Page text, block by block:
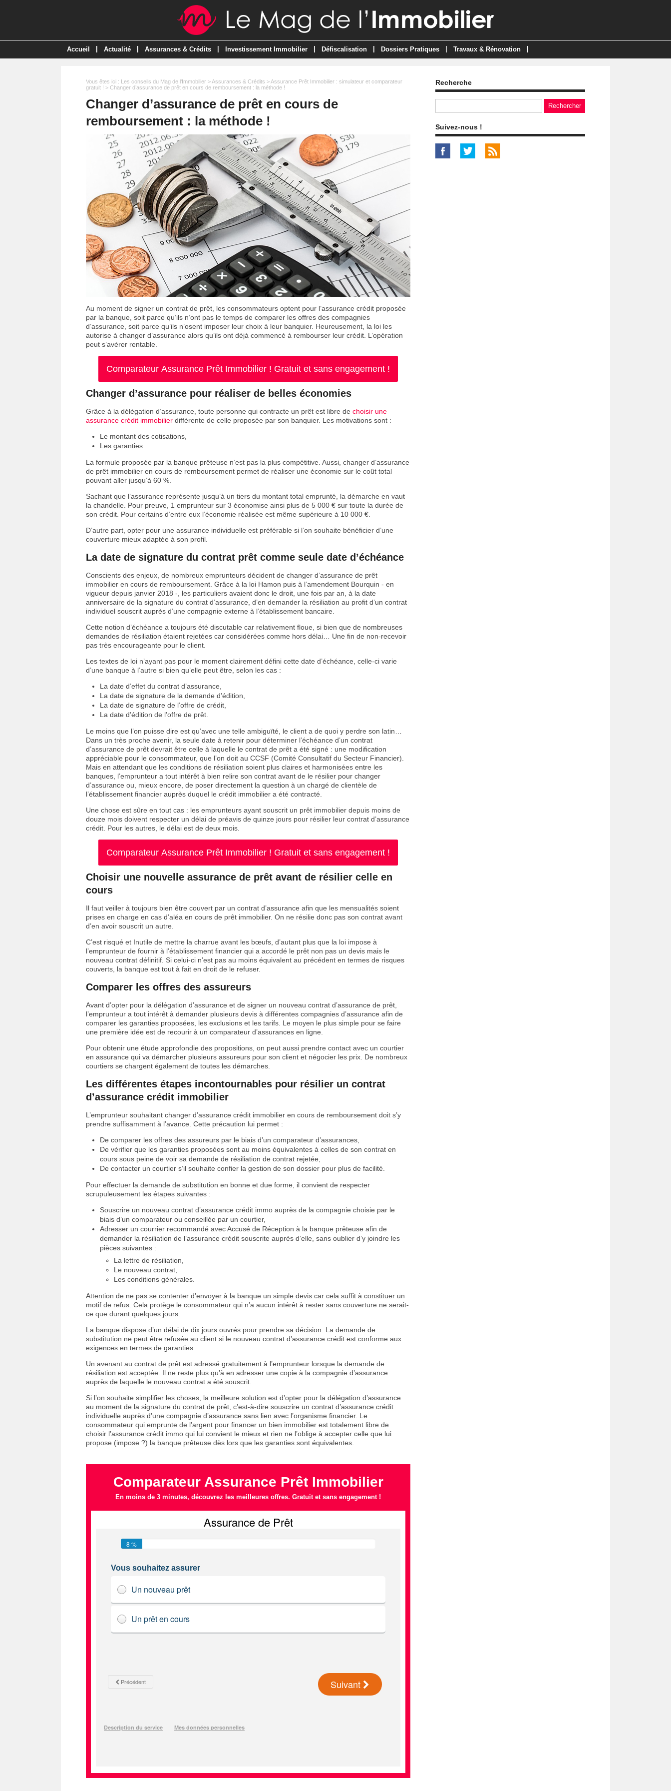
Accueil Actualité Assurances & Crédits Investissement Immobilier Défiscalisation Dossiers Pratiques Travaux & Rénovation
Vous êtes ici : Les conseils du Mag de l'Immobilier >Assurances & Crédits >Assurance Prêt Immobilier : simulateur et comparateur
gratuit ! > Changer d’assurance de prêt en cours de remboursement : la méthode !
Changer d’assurance de prêt en cours de
remboursement : la méthode !
Au moment de signer un contrat de prêt, les consommateurs optent pour l’assurance crédit proposée
par la banque, soit parce qu’ils n’ont pas le temps de comparer les offres des compagnies
d’assurance, soit parce qu’ils n’osent imposer leur choix à leur banquier. Heureusement, la loi les
autorise à changer d’assurance alors qu’ils ont déjà commencé à rembourser leur crédit. L’opération
peut s’avérer rentable.
Comparateur Assurance Prêt Immobilier ! Gratuit et sans engagement !
Changer d’assurance pour réaliser de belles économies
Grâce à la délégation d’assurance, toute personne qui contracte un prêt est libre de choisir une
assurance crédit immobilier différente de celle proposée par son banquier. Les motivations sont :
Le montant des cotisations,
Les garanties.
La formule proposée par la banque prêteuse n’est pas la plus compétitive. Aussi, changer d’assurance
de prêt immobilier en cours de remboursement permet de réaliser une économie sur le coût total
pouvant aller jusqu’à 60 %.
Sachant que l’assurance représente jusqu’à un tiers du montant total emprunté, la démarche en vaut
la chandelle. Pour preuve, 1 emprunteur sur 3 économise ainsi plus de 5 000 € sur toute la durée de
son crédit. Pour certains d’entre eux l’économie réalisée est même supérieure à 10 000 €.
D’autre part, opter pour une assurance individuelle est préférable si l’on souhaite bénéficier d’une
couverture mieux adaptée à son profil.
La date de signature du contrat prêt comme seule date d’échéance
Conscients des enjeux, de nombreux emprunteurs décident de changer d’assurance de prêt
immobilier en cours de remboursement. Grâce à la loi Hamon puis à l’amendement Bourquin - en
vigueur depuis janvier 2018 -, les particuliers avaient donc le droit, une fois par an, à la date
anniversaire de la signature du contrat d’assurance, d’en demander la résiliation au profit d’un contrat
individuel souscrit auprès d’une compagnie externe à l’établissement bancaire.
Cette notion d’échéance a toujours été discutable car relativement floue, si bien que de nombreuses
demandes de résiliation étaient rejetées car considérées comme hors délai… Une fin de non-recevoir
pas très encourageante pour le client.
Les textes de loi n’ayant pas pour le moment clairement défini cette date d’échéance, celle-ci varie
d’une banque à l’autre si bien qu’elle peut être, selon les cas :
La date d’effet du contrat d’assurance,
La date de signature de la demande d’édition,
La date de signature de l’offre de crédit,
La date d’édition de l’offre de prêt.
Le moins que l’on puisse dire est qu’avec une telle ambiguïté, le client a de quoi y perdre son latin…
Dans un très proche avenir, la seule date à retenir pour déterminer l’échéance d’un contrat
d’assurance de prêt devrait être celle à laquelle le contrat de prêt a été signé : une modification
appréciable pour le consommateur, que l’on doit au CCSF (Comité Consultatif du Secteur Financier).
Mais en attendant que les conditions de résiliation soient plus claires et harmonisées entre les
banques, l’emprunteur a tout intérêt à bien relire son contrat avant de le résilier pour changer
d’assurance ou, mieux encore, de poser directement la question à un chargé de clientèle de
l’établissement financier auprès duquel le crédit immobilier a été contracté.
Une chose est sûre en tout cas : les emprunteurs ayant souscrit un prêt immobilier depuis moins de
douze mois doivent respecter un délai de préavis de quinze jours pour résilier leur contrat d’assurance
crédit. Pour les autres, le délai est de deux mois.
Comparateur Assurance Prêt Immobilier ! Gratuit et sans engagement !
Choisir une nouvelle assurance de prêt avant de résilier celle en
cours
Il faut veiller à toujours bien être couvert par un contrat d’assurance afin que les mensualités soient
prises en charge en cas d’aléa en cours de prêt immobilier. On ne résilie donc pas son contrat avant
d’en avoir souscrit un autre.
C’est risqué et Inutile de mettre la charrue avant les bœufs, d’autant plus que la loi impose à
l’emprunteur de fournir à l’établissement financier qui a accordé le prêt non pas un devis mais le
nouveau contrat définitif. Si celui-ci n’est pas au moins équivalent au précédent en termes de risques
couverts, la banque est tout à fait en droit de le refuser.
Comparer les offres des assureurs
Avant d’opter pour la délégation d’assurance et de signer un nouveau contrat d’assurance de prêt,
l’emprunteur a tout intérêt à demander plusieurs devis à différentes compagnies d’assurance afin de
comparer les garanties proposées, les exclusions et les tarifs. Le moyen le plus simple pour se faire
une première idée est de recourir à un comparateur d’assurances en ligne.
Pour obtenir une étude approfondie des propositions, on peut aussi prendre contact avec un courtier
en assurance qui va démarcher plusieurs assureurs pour son client et négocier les prix. De nombreux
courtiers se chargent également de toutes les démarches.
Les différentes étapes incontournables pour résilier un contrat
d’assurance crédit immobilier
L’emprunteur souhaitant changer d’assurance crédit immobilier en cours de remboursement doit s’y
prendre suffisamment à l’avance. Cette précaution lui permet :
De comparer les offres des assureurs par le biais d’un comparateur d’assurances,
De vérifier que les garanties proposées sont au moins équivalentes à celles de son contrat en
cours sous peine de voir sa demande de résiliation de contrat rejetée,
De contacter un courtier s’il souhaite confier la gestion de son dossier pour plus de facilité.
Pour effectuer la demande de substitution en bonne et due forme, il convient de respecter
scrupuleusement les étapes suivantes :
Souscrire un nouveau contrat d’assurance crédit immo auprès de la compagnie choisie par le
biais d’un comparateur ou conseillée par un courtier,
Adresser un courrier recommandé avec Accusé de Réception à la banque prêteuse afin de
demander la résiliation de l’assurance crédit souscrite auprès d’elle, sans oublier d’y joindre les
pièces suivantes :
La lettre de résiliation,
Le nouveau contrat,
Les conditions générales.
Attention de ne pas se contenter d’envoyer à la banque un simple devis car cela suffit à constituer un
motif de refus. Cela protège le consommateur qui n’a aucun intérêt à rester sans couverture ne serait-
ce que durant quelques jours.
La banque dispose d’un délai de dix jours ouvrés pour prendre sa décision. La demande de
substitution ne peut être refusée au client si le nouveau contrat d’assurance crédit est conforme aux
exigences en termes de garanties.
Un avenant au contrat de prêt est adressé gratuitement à l’emprunteur lorsque la demande de
résiliation est acceptée. Il ne reste plus qu’à en adresser une copie à la compagnie d’assurance
auprès de laquelle le nouveau contrat a été souscrit.
Si l’on souhaite simplifier les choses, la meilleure solution est d’opter pour la délégation d’assurance
au moment de la signature du contrat de prêt, c’est-à-dire souscrire un contrat d’assurance crédit
individuelle auprès d’une compagnie d’assurance sans lien avec l’organisme financier. Le
consommateur qui emprunte de l’argent pour financer un bien immobilier est totalement libre de
choisir l’assurance crédit immo qui lui convient le mieux et rien ne l’oblige à accepter celle que lui
propose (impose ?) la banque prêteuse dès lors que les garanties sont équivalentes.
Comparateur Assurance Prêt Immobilier
En moins de 3 minutes, découvrez les meilleures offres. Gratuit et sans engagement !
Recherche
Suivez-nous !